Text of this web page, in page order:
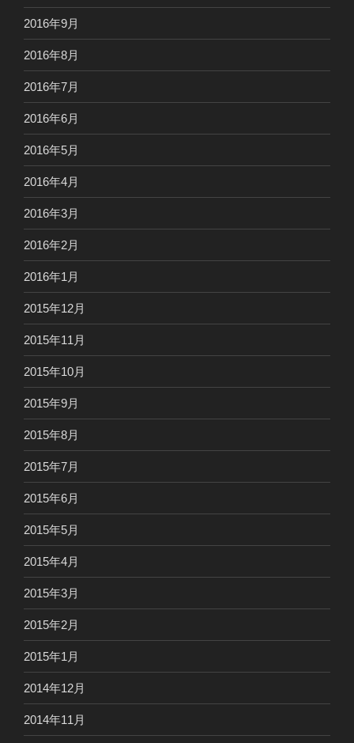
2016年9月
2016年8月
2016年7月
2016年6月
2016年5月
2016年4月
2016年3月
2016年2月
2016年1月
2015年12月
2015年11月
2015年10月
2015年9月
2015年8月
2015年7月
2015年6月
2015年5月
2015年4月
2015年3月
2015年2月
2015年1月
2014年12月
2014年11月